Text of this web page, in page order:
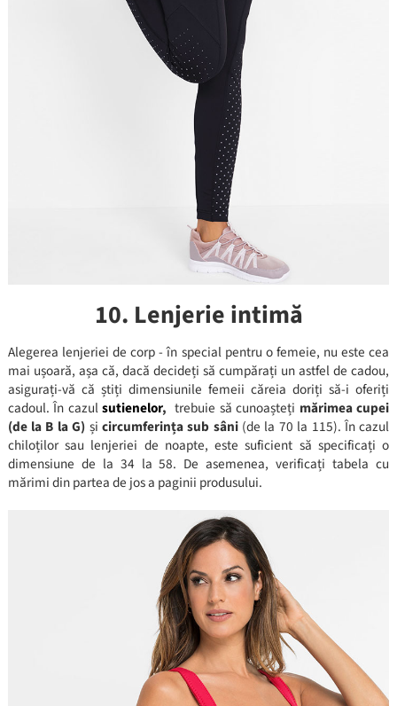
10. Lenjerie intimă
Alegerea lenjeriei de corp - în special pentru o femeie, nu este cea
mai ușoară, așa că, dacă decideți să cumpărați un astfel de cadou,
asigurați-vă că știți dimensiunile femeii căreia doriți să-i oferiți
cadoul. În cazulsutienelor, trebuie să cunoașteți mărimea cupei
(de la B la G) și circumferința sub sâni(de la 70 la 115). În cazul
chiloților sau lenjeriei de noapte, este suficient să specificați o
dimensiune de la 34 la 58. De asemenea, verificați tabela cu
mărimi din partea de jos a paginii produsului.